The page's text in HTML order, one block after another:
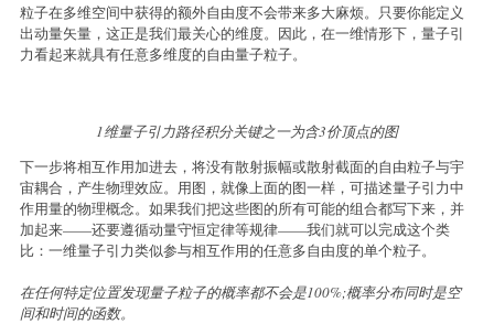
粒子在多维空间中获得的额外自由度不会带来多大麻烦。只要你能定义
出动量矢量，这正是我们最关心的维度。因此，在一维情形下，量子引
力看起来就具有任意多维度的自由量子粒子。
1维量子引力路径积分关键之一为含3价顶点的图
下一步将相互作用加进去，将没有散射振幅或散射截面的自由粒子与宇
宙耦合，产生物理效应。用图，就像上面的图一样，可描述量子引力中
作用量的物理概念。如果我们把这些图的所有可能的组合都写下来，并
加起来——还要遵循动量守恒定律等规律——我们就可以完成这个类
比：一维量子引力类似参与相互作用的任意多自由度的单个粒子。
在任何特定位置发现量子粒子的概率都不会是100%;概率分布同时是空
间和时间的函数。